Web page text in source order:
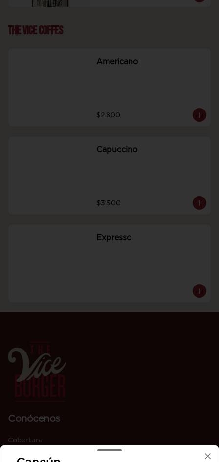
The Vice Coffes
Americano
$2.800
Capuccino
$3.500
Expresso
Conócenos
Cobertura